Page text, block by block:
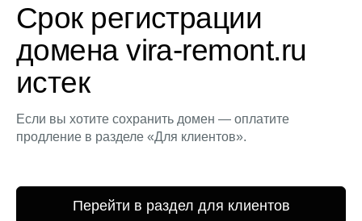
Срок регистрации
домена vira-remont.ru
истек
Если вы хотите сохранить домен — оплатите
продление в разделе «Для клиентов».
Перейти в раздел для клиентов